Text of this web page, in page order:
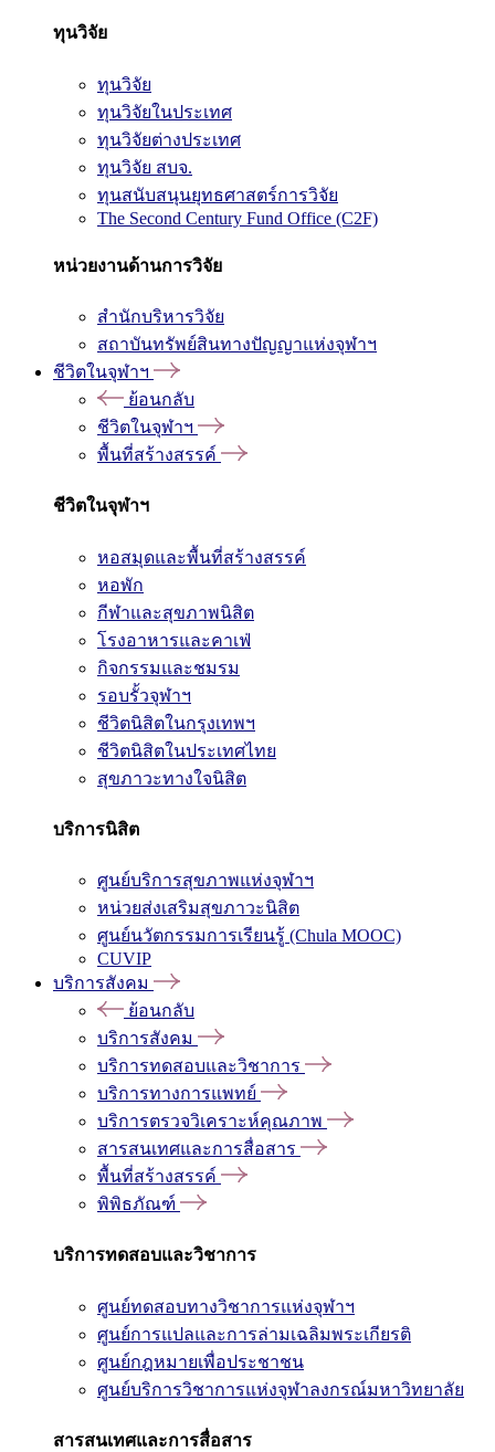
ทุนวิจัย
ทุนวิจัย
ทุนวิจัยในประเทศ
ทุนวิจัยต่างประเทศ
ทุนวิจัย สบจ.
ทุนสนับสนุนยุทธศาสตร์การวิจัย
The Second Century Fund Office (C2F)
หน่วยงานด้านการวิจัย
สำนักบริหารวิจัย
สถาบันทรัพย์สินทางปัญญาแห่งจุฬาฯ
ชีวิตในจุฬาฯ
ย้อนกลับ
ชีวิตในจุฬาฯ
พื้นที่สร้างสรรค์
ชีวิตในจุฬาฯ
หอสมุดและพื้นที่สร้างสรรค์
หอพัก
กีฬาและสุขภาพนิสิต
โรงอาหารและคาเฟ่
กิจกรรมและชมรม
รอบรั้วจุฬาฯ
ชีวิตนิสิตในกรุงเทพฯ
ชีวิตนิสิตในประเทศไทย
สุขภาวะทางใจนิสิต
บริการนิสิต
ศูนย์บริการสุขภาพแห่งจุฬาฯ
หน่วยส่งเสริมสุขภาวะนิสิต
ศูนย์นวัตกรรมการเรียนรู้ (Chula MOOC)
CUVIP
บริการสังคม
ย้อนกลับ
บริการสังคม
บริการทดสอบและวิชาการ
บริการทางการแพทย์
บริการตรวจวิเคราะห์คุณภาพ
สารสนเทศและการสื่อสาร
พื้นที่สร้างสรรค์
พิพิธภัณฑ์
บริการทดสอบและวิชาการ
ศูนย์ทดสอบทางวิชาการแห่งจุฬาฯ
ศูนย์การแปลและการล่ามเฉลิมพระเกียรติ
ศูนย์กฎหมายเพื่อประชาชน
ศูนย์บริการวิชาการแห่งจุฬาลงกรณ์มหาวิทยาลัย
สารสนเทศและการสื่อสาร